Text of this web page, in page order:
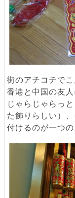
街のアチコチで
香港と中国の友
じゃらじゃらっ
た飾りらしい）
付けるのが一つの